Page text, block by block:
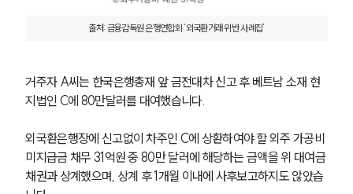
관세·국제통상그룹 업무
구성원 소개
관세전문변호사
소식/자료
출처: 금융감독원 은행연합회 ‘외국환거래 위반 사례집’
거주자 A씨는 한국은행총재 앞 금전대차 신고 후 베트남 소재 현
지법인 C에 80만달러를 대여했습니다.
외국환은행장에 신고없이 차주인 C에 상환하여야 할 외주 가공비
미지급금 채무 31억원 중 80만 달러에 해당하는 금액을 위 대여금
채권과 상계했으며, 상계 후 1개월 이내에 사후보고하지도 않았습